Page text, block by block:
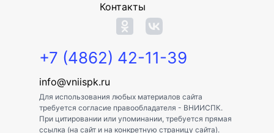
Контакты
+7 (4862) 42-11-39
info@vniispk.ru
Для использования любых материалов сайта
требуется согласие правообладателя - ВНИИСПК.
При цитировании или упоминании, требуется прямая
ссылка (на сайт и на конкретную страницу сайта).